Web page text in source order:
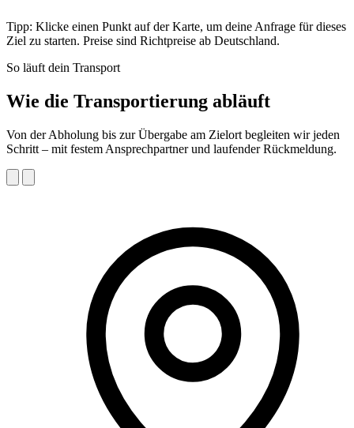
Tipp: Klicke einen Punkt auf der Karte, um deine Anfrage für dieses
Ziel zu starten. Preise sind Richtpreise ab Deutschland.
So läuft dein Transport
Wie die Transportierung abläuft
Von der Abholung bis zur Übergabe am Zielort begleiten wir jeden
Schritt – mit festem Ansprechpartner und laufender Rückmeldung.